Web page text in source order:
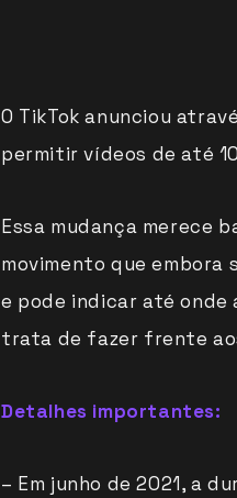
O TikTok anunciou
permitir vídeos de até
Essa mudança merece
movimento que
e pode indicar até
trata de fazer frente
Detalhes importantes:
– Em junho de 2021, a